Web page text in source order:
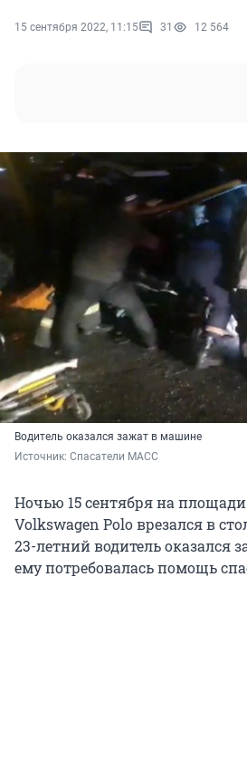
15 сентября 2022, 11:15 31 12 564
Водитель оказался зажат в машине
Источник: Спасатели МАСС
Ночью 15 сентября на
Volkswagen Polo врезался в
23-летний водитель оказался
ему потребовалась помощь